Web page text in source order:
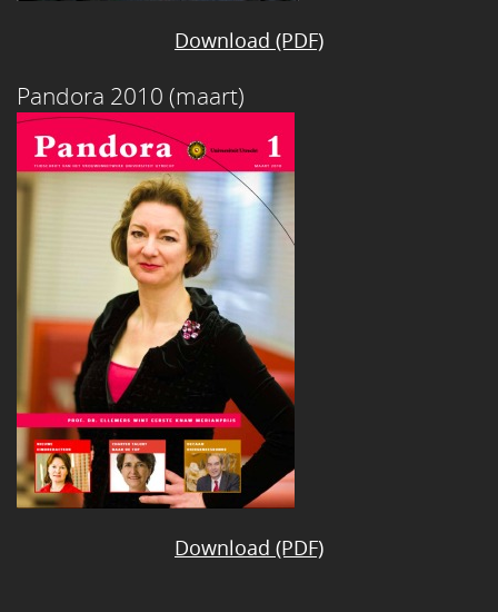
Download (PDF)
Pandora 2010 (maart)
Download (PDF)